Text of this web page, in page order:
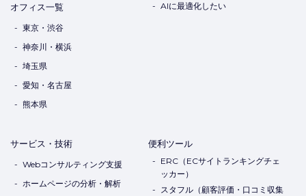
オフィス一覧
東京・渋谷
神奈川・横浜
埼玉県
愛知・名古屋
熊本県
AIに最適化したい
サービス・技術
Webコンサルティング支援
ホームページの分析・解析
便利ツール
ERC（ECサイトランキングチェ
ッカー）
スタフル（顧客評価・口コミ収集